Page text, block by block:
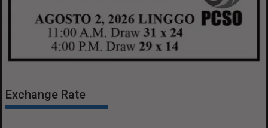
Exchange Rate